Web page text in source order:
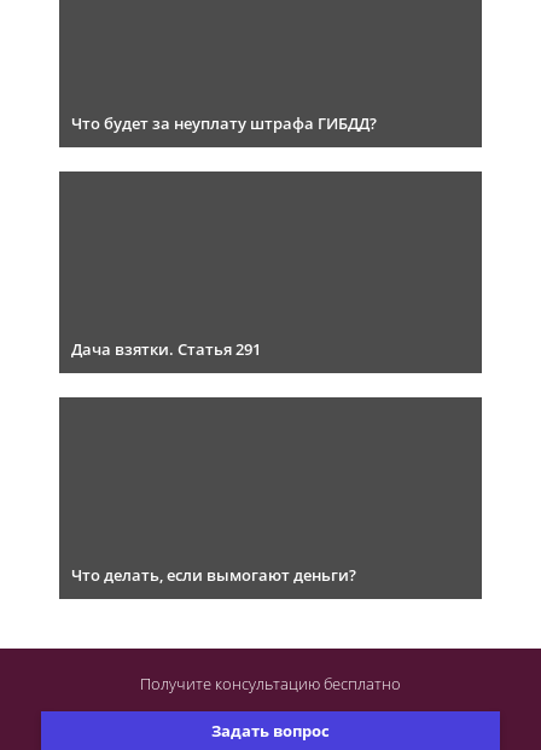
Что будет за неуплату штрафа ГИБДД?
Дача взятки. Статья 291
Что делать, если вымогают деньги?
Задать вопрос
Получите консультациюбесплатно